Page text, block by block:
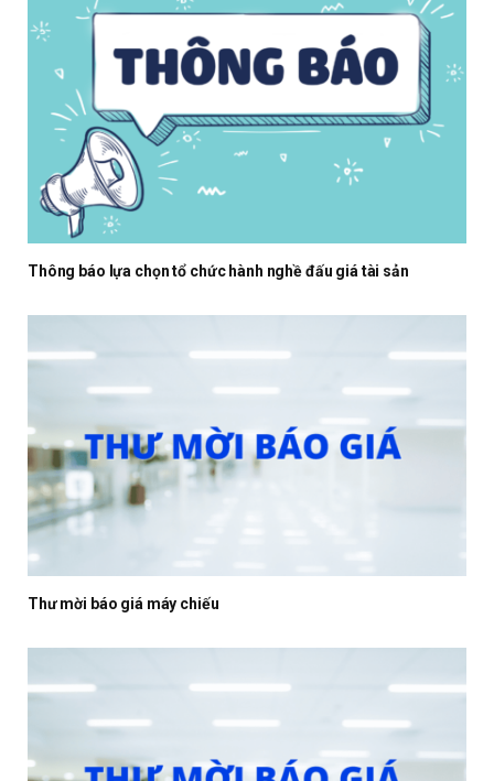
Thông báo lựa chọn tổ chức hành nghề đấu giá tài sản
Thư mời báo giá máy chiếu